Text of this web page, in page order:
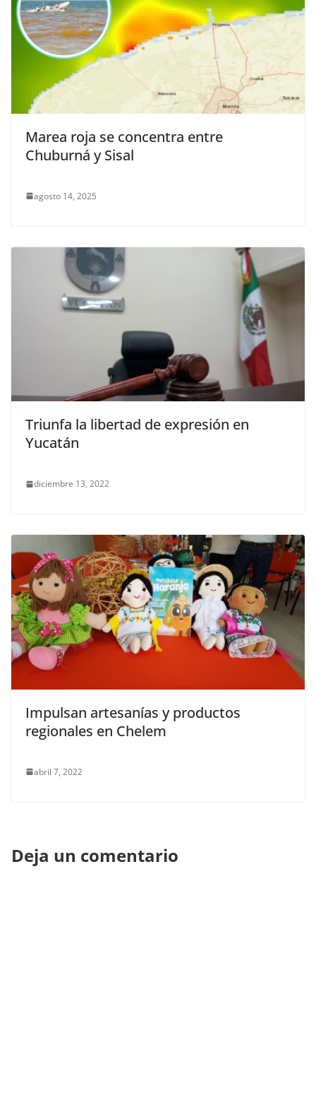
Marea roja se concentra entre
Chuburná y Sisal
agosto 14, 2025
Triunfa la libertad de expresión en
Yucatán
diciembre 13, 2022
Impulsan artesanías y productos
regionales en Chelem
abril 7, 2022
Deja un comentario